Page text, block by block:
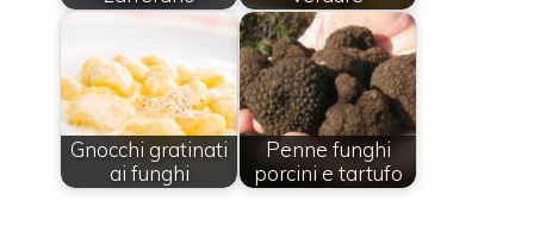
Gnocchi gratinati
ai funghi
Penne funghi
porcini e tartufo